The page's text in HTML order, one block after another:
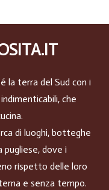
la terra del Sud con i
che
di luoghi, botteghe
pugliese, dove i
rispetto delle loro
e senza tempo.